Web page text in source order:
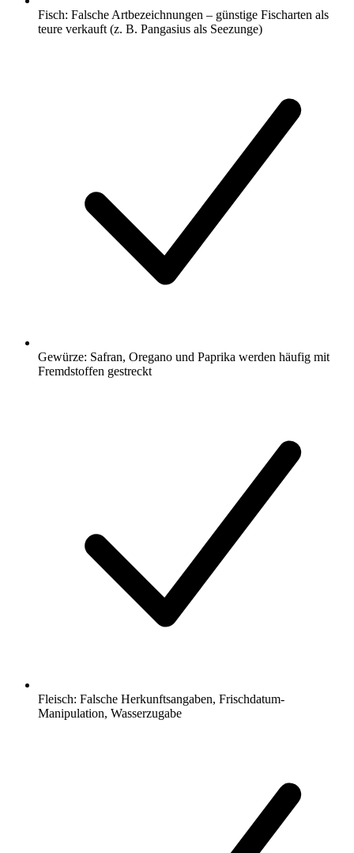
Fisch: Falsche Artbezeichnungen – günstige Fischarten als
teure verkauft (z. B. Pangasius als Seezunge)
Gewürze: Safran, Oregano und Paprika werden häufig mit
Fremdstoffen gestreckt
Fleisch: Falsche Herkunftsangaben, Frischdatum-
Manipulation, Wasserzugabe